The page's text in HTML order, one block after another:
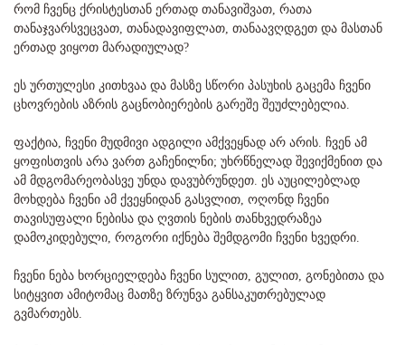
რომ ჩვენც ქრისტესთან ერთად თანავიშვათ, რათა
თანაჯვარსვეცვათ, თანადავიფლათ, თანაავღდგეთ და მასთან
ერთად ვიყოთ მარადიულად?
ეს ურთულესი კითხვაა და მასზე სწორი პასუხის გაცემა ჩვენი
ცხოვრების აზრის გაცნობიერების გარეშე შეუძლებელია.
ფაქტია, ჩვენი მუდმივი ადგილი ამქვეყნად არ არის. ჩვენ ამ
ყოფისთვის არა ვართ გაჩენილნი; უხრწნელად შევიქმენით და
ამ მდგომარეობასვე უნდა დავუბრუნდეთ. ეს აუცილებლად
მოხდება ჩვენი ამ ქვეყნიდან გასვლით, ოღონდ ჩვენი
თავისუფალი ნებისა და ღვთის ნების თანხვედრაზეა
დამოკიდებული, როგორი იქნება შემდგომი ჩვენი ხვედრი.
ჩვენი ნება ხორციელდება ჩვენი სულით, გულით, გონებითა და
სიტყვით ამიტომაც მათზე ზრუნვა განსაკუთრებულად
გვმართებს.